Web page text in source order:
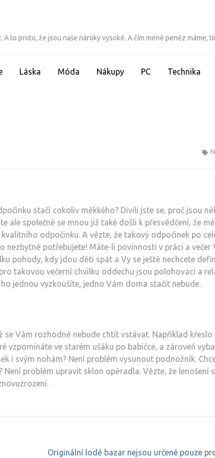
to proto, že jsou naše nároky vysoké. A čím méně peněz máme,
Láska Móda Nákupy PC Technika
stačí cokoliv měkkého? Divili jste se, proč jsou
ale společně se mnou již také došli k přesvědčení, že
odpočinku. A vězte, že takový odpočinek po
nezbytně potřebujete! Máte-li povinnosti v práci a večer
pohody, kdy jdou děti spát a Vy se ještě nechcete
takovou večerní chvilku oddechu jsou polohovací a
jednou vyzkoušíte, jedno Vám doma stačit nebude.
se Vám rozhodně nebude chtít vstávat. Například křeslo
vzpomínáte ve starém ušáku po babičce, a zároveň
i svým nohám? Není problém vysunout podnožník.
problém upravit sklon opěradla. Vězte, že lenošení
Originální lodě bazar nejsou určené pouze